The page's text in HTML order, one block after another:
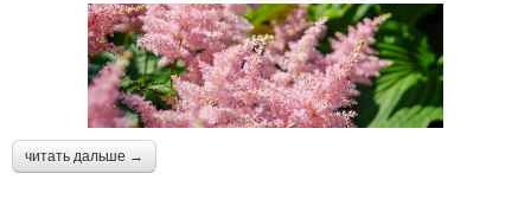
читать дальше →